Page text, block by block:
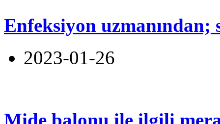
Enfeksiyon uzmanından;
2023-01-26